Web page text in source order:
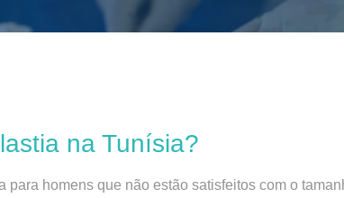
na Tunísia?
homens que não estão satisfeitos com o